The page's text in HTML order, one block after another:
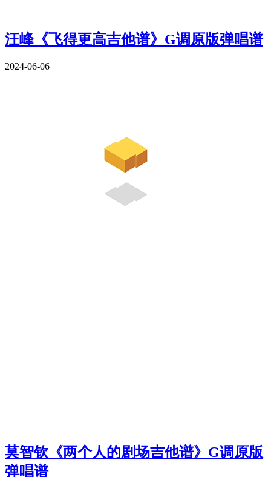
汪峰《飞得更高吉他谱》G调原版弹唱谱
2024-06-06
莫智钦《两个人的剧场吉他谱》G调原版
弹唱谱